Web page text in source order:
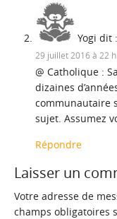
Yogi dit :
29 juillet 2016 à 22
@ Catholique :
dizaines
communautaire
sujet. Assumez
Répondre
Laisser un
Votre adresse de
champs obligatoires